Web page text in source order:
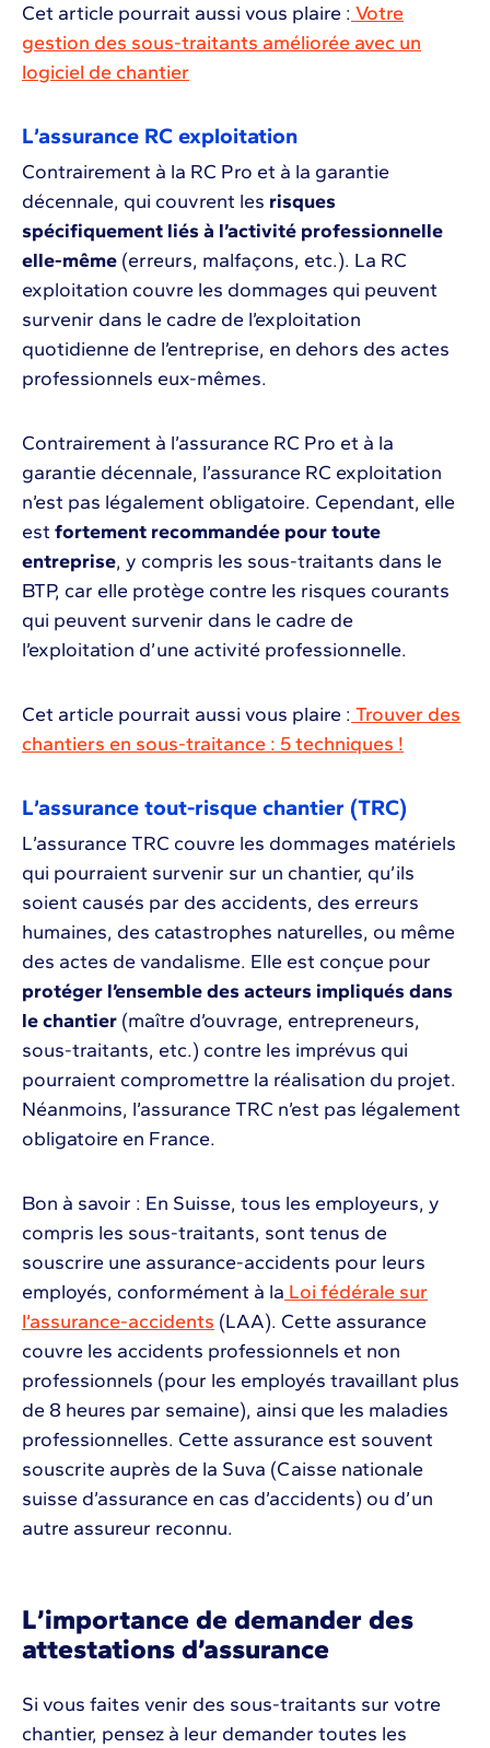
Cet article pourrait aussi vous plaire : Votre
gestion des sous-traitants améliorée avec un
logiciel de chantier
L’assurance RC exploitation
Contrairement à la RC Pro et à la garantie
décennale, qui couvrent les risques
spécifiquement liés à l’activité professionnelle
elle-même (erreurs, malfaçons, etc.). La RC
exploitation couvre les dommages qui peuvent
survenir dans le cadre de l’exploitation
quotidienne de l’entreprise, en dehors des actes
professionnels eux-mêmes.
Contrairement à l’assurance RC Pro et à la
garantie décennale, l’assurance RC exploitation
n’est pas légalement obligatoire. Cependant, elle
est fortement recommandée pour toute
entreprise, y compris les sous-traitants dans le
BTP, car elle protège contre les risques courants
qui peuvent survenir dans le cadre de
l’exploitation d’une activité professionnelle.
Cet article pourrait aussi vous plaire : Trouver des
chantiers en sous-traitance : 5 techniques !
L’assurance tout-risque chantier (TRC)
L’assurance TRC couvre les dommages matériels
qui pourraient survenir sur un chantier, qu’ils
soient causés par des accidents, des erreurs
humaines, des catastrophes naturelles, ou même
des actes de vandalisme. Elle est conçue pour
protéger l’ensemble des acteurs impliqués dans
le chantier (maître d’ouvrage, entrepreneurs,
sous-traitants, etc.) contre les imprévus qui
pourraient compromettre la réalisation du projet.
Néanmoins, l’assurance TRC n’est pas légalement
obligatoire en France.
Bon à savoir : En Suisse, tous les employeurs, y
compris les sous-traitants, sont tenus de
souscrire une assurance-accidents pour leurs
employés, conformément à la Loi fédérale sur
l’assurance-accidents (LAA). Cette assurance
couvre les accidents professionnels et non
professionnels (pour les employés travaillant plus
de 8 heures par semaine), ainsi que les maladies
professionnelles. Cette assurance est souvent
souscrite auprès de la Suva (Caisse nationale
suisse d’assurance en cas d’accidents) ou d’un
autre assureur reconnu.
L’importance de demander des
attestations d’assurance
Si vous faites venir des sous-traitants sur votre
chantier, pensez à leur demander toutes les